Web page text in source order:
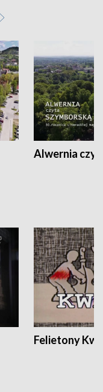
Alwernia
Felietony